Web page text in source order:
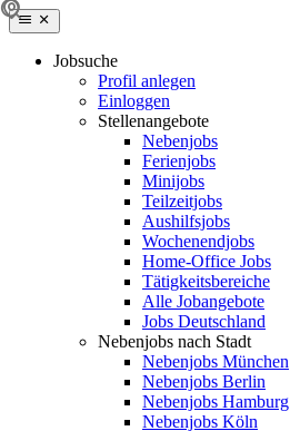
Jobsuche
Profil anlegen
Einloggen
Stellenangebote
Nebenjobs
Ferienjobs
Minijobs
Teilzeitjobs
Aushilfsjobs
Wochenendjobs
Home-Office Jobs
Tätigkeitsbereiche
Alle Jobangebote
Jobs Deutschland
Nebenjobs nach Stadt
Nebenjobs München
Nebenjobs Berlin
Nebenjobs Hamburg
Nebenjobs Köln